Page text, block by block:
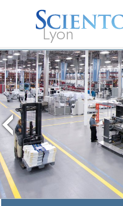
Lyon
L. Ron Hubbard
Qu’est-ce que la
Scientologie ?